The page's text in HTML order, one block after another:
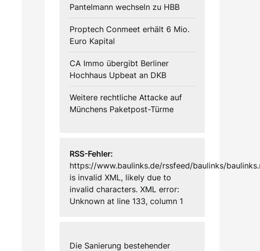
Pantelmann wechseln zu HBB
Proptech Conmeet erhält 6 Mio.
Euro Kapital
CA Immo übergibt Berliner
Hochhaus Upbeat an DKB
Weitere rechtliche Attacke auf
Münchens Paketpost-Türme
RSS-Fehler:
https://www.baulinks.de/rssfeed/baulinks/
is invalid XML, likely due to
invalid characters. XML error:
Unknown at line 133, column 1
Die Sanierung bestehender